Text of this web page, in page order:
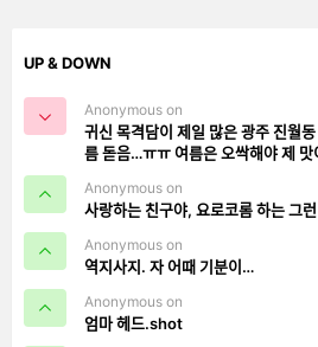
UP & DOWN
Anonymous on
귀신 목격담이 제일 많은 광주
름 돋음…ㅠㅠ 여름은 오싹해야 제
Anonymous on
사랑하는 친구야, 요로코롬 하는
Anonymous on
역지사지. 자 어때 기분이…
Anonymous on
엄마 헤드.shot